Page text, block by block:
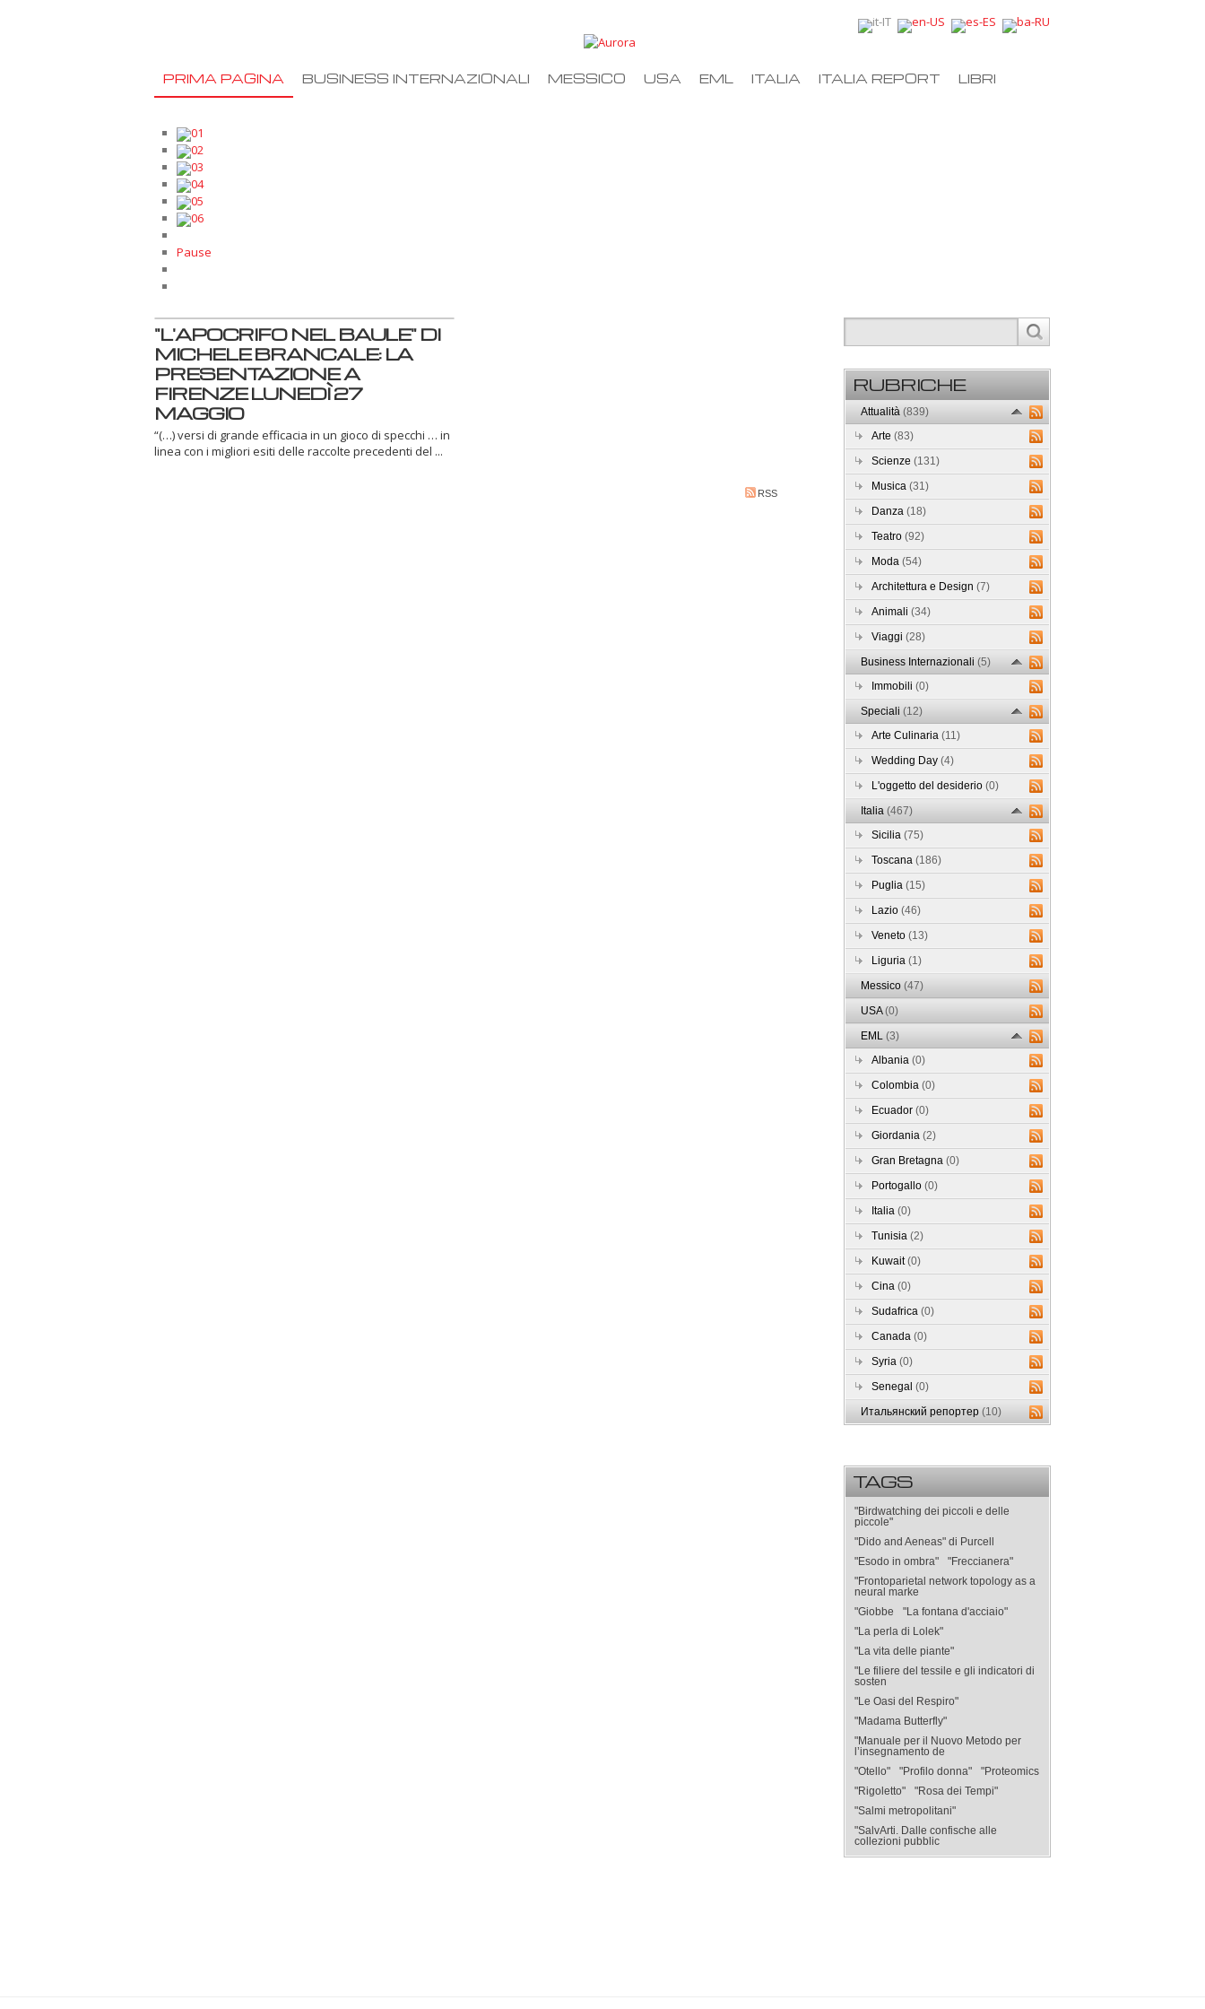
PRIMA PAGINA BUSINESS INTERNAZIONALI MESSICO USA EML ITALIA ITALIA REPORT LIBRI
01
02
03
04
05
06
Pause
"L'APOCRIFO NEL BAULE" DI
MICHELE BRANCALE: LA
PRESENTAZIONE A
FIRENZE LUNEDÌ 27
MAGGIO
“(…) versi di grande efficacia in un gioco di specchi … in
linea con i migliori esiti delle raccolte precedenti del ...
RSS
RUBRICHE
Attualità(839)
Arte(83)
Scienze(131)
Musica(31)
Danza(18)
Teatro(92)
Moda(54)
Architettura e Design(7)
Animali(34)
Viaggi(28)
Business Internazionali(5)
Immobili(0)
Speciali(12)
Arte Culinaria(11)
Wedding Day(4)
L'oggetto del desiderio(0)
Italia(467)
Sicilia(75)
Toscana(186)
Puglia(15)
Lazio(46)
Veneto(13)
Liguria(1)
Messico(47)
USA(0)
EML(3)
Albania(0)
Colombia(0)
Ecuador(0)
Giordania(2)
Gran Bretagna(0)
Portogallo(0)
Italia(0)
Tunisia(2)
Kuwait(0)
Cina(0)
Sudafrica(0)
Canada(0)
Syria(0)
Senegal(0)
Итальянский репортер(10)
TAGS
"Birdwatching dei piccoli e delle
piccole"
"Dido and Aeneas" di Purcell
"Esodo in ombra"
"Freccianera"
"Frontoparietal network topology as a
neural marke
"Giobbe
"La fontana d'acciaio"
"La perla di Lolek"
"La vita delle piante"
"Le filiere del tessile e gli indicatori di
sosten
"Le Oasi del Respiro"
"Madama Butterfly"
"Manuale per il Nuovo Metodo per
l’insegnamento de
"Otello"
"Profilo donna"
"Proteomics
"Rigoletto"
"Rosa dei Tempi"
"Salmi metropolitani"
"SalvArti. Dalle confische alle
collezioni pubblic